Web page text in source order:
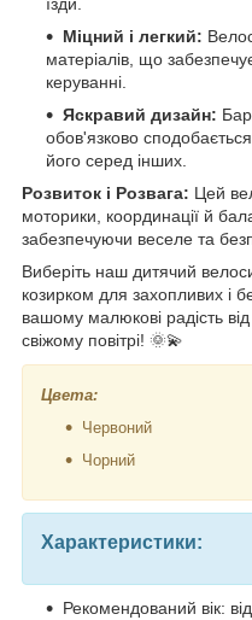
їзди.
Міцний і легкий:
матеріалів, що забезпечує
керуванні.
Яскравий дизайн:
обов'язково
його серед інших.
Розвиток і Розвага: Цей
моторики, координації й
забезпечуючи веселе та
Виберіть наш дитячий
козирком для захопливих і
вашому малюкові радість
свіжому повітрі! 🌞💫
Цвета:
Червоний
Чорний
Характеристики:
Рекомендований вік: